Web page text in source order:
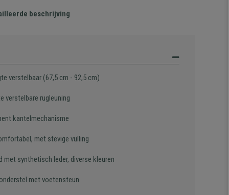
beschrijving
verstelbaar (67,5 cm - 92,5 cm)
verstelbare rugleuning
kantelmechanisme
met stevige vulling
met synthetisch leder, diverse kleuren
met voetensteun